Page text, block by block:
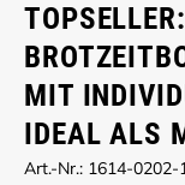
IT
DEAL ALS
Art.-Nr.: 1614-0202-